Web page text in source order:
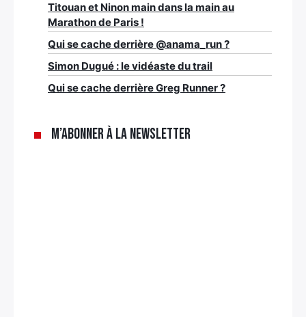
Titouan et Ninon main dans la main au
Marathon de Paris !
Qui se cache derrière @anama_run ?
Simon Dugué : le vidéaste du trail
Qui se cache derrière Greg Runner ?
M’abonner à la newsletter